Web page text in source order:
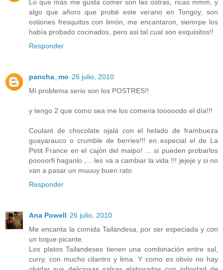
Lo que más me gusta comer son las ostras, ricas mmm, y
algo que añoro que probé este verano en Tongoy, son
ostiones fresquitos con limón, me encantaron, siemrpe los
había probado cocinados, pero asi tal cual son exquisitos!!
Responder
pancha_mo 26 julio, 2010
Mi problema serio son los POSTRES!!
y tengo 2 que como sea me los comeria tooooodo el día!!!
Coulant de chocolate ojalá con el helado de frambueza
guayarauco o crumble de berries!!! en especial el de La
Petit France en el cajón del maipo! ... si pueden probarlos
poooorfi haganlo ,... les va a cambiar la vida !!! jejeje y si no
van a pasar un muuuy buen rato
Responder
Ana Powell 26 julio, 2010
Me encanta la comida Tailandesa, por ser especiada y con
un toque picante.
Los platos Tailandeses tienen una combinación entre sal,
curry, con mucho cilantro y lima. Y como es obvio no hay